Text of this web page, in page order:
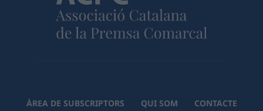
ÀREA DE SUBSCRIPTORS QUI SOM
CONTACTE